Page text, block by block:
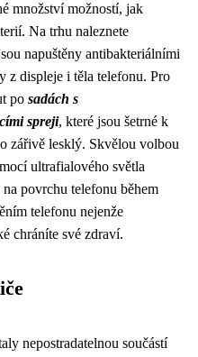
množství možností, jak
Na trhu naleznete
napuštěny antibakteriálními
z displeje i těla telefonu. Pro
po sadách s
spreji, které jsou šetrné k
zářivě lesklý. Skvělou volbou
ultrafialového světla
povrchu telefonu během
telefonu nejenže
chráníte své zdraví.
nepostradatelnou součástí